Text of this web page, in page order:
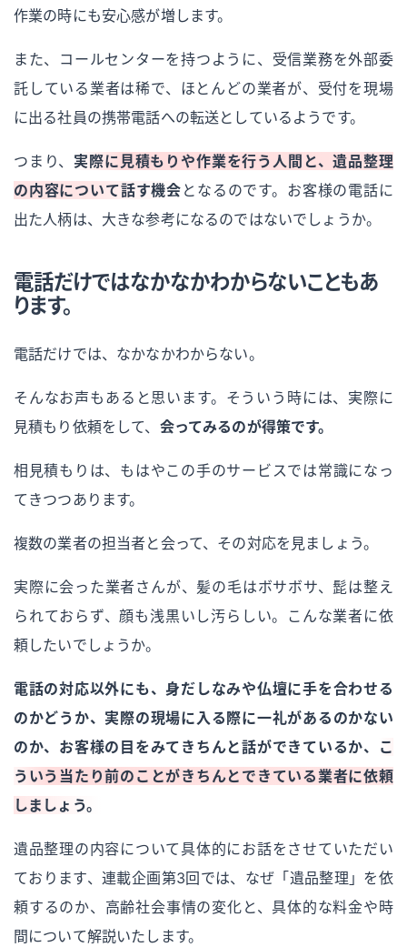
作業の時にも安心感が増します。
また、コールセンターを持つように、受信業務を外部委
託している業者は稀で、ほとんどの業者が、受付を現場
に出る社員の携帯電話への転送としているようです。
つまり、 実際に見積もりや作業を行う人間と、遺品整理
の内容について話す機会 となるのです。お客様の電話に
出た人柄は、大きな参考になるのではないでしょうか。
電話だけではなかなかわからないこともあ
ります。
電話だけでは、なかなかわからない。
そんなお声もあると思います。そういう時には、実際に
見積もり依頼をして、 会ってみるのが得策です。
相見積もりは、もはやこの手のサービスでは常識になっ
てきつつあります。
複数の業者の担当者と会って、その対応を見ましょう。
実際に会った業者さんが、髪の毛はボサボサ、髭は整え
られておらず、顔も浅黒いし汚らしい。こんな業者に依
頼したいでしょうか。
電話の対応以外にも、身だしなみや仏壇に手を合わせる
のかどうか、実際の現場に入る際に一礼があるのかない
のか、お客様の目をみてきちんと話ができているか、
こ
ういう当たり前のことがきちんとできている業者に依頼
しましょう。
遺品整理の内容について具体的にお話をさせていただい
ております、連載企画第3回では、なぜ「遺品整理」を依
頼するのか、高齢社会事情の変化と、具体的な料金や時
間について解説いたします。